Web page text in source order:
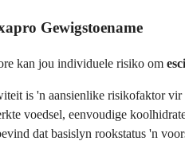
Gewigstoename
kan jou individuele risiko om
is 'n aansienlike risikofaktor
voedsel, eenvoudige
dat basislyn rookstatus 'n